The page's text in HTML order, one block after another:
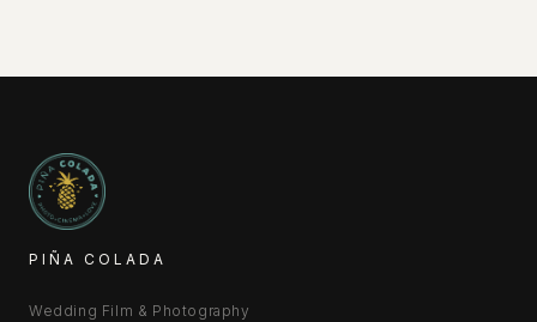
PIÑA COLADA
Wedding Film & Photography